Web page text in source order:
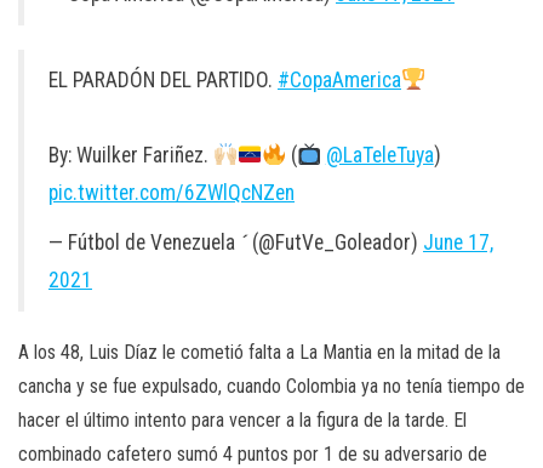
EL PARADÓN DEL PARTIDO. #CopaAmerica
By: Wuilker Fariñez. ( @LaTeleTuya)
pic.twitter.com/6ZWlQcNZen
— Fútbol de Venezuela  (@FutVe_Goleador) June 17,
2021
A los 48, Luis Díaz le cometió falta a La Mantia en la mitad de la
cancha y se fue expulsado, cuando Colombia ya no tenía tiempo de
hacer el último intento para vencer a la figura de la tarde. El
combinado cafetero sumó 4 puntos por 1 de su adversario de